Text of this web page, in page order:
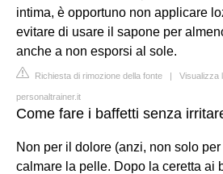
intima, è opportuno non applicare
evitare di usare il sapone per
anche a non esporsi al sole.
Richiesta di rimozione della fonte | Visualizza
personaltrainer.it
Come fare i baffetti senza
Non per il dolore (anzi, non solo
calmare la pelle. Dopo la ceretta ai